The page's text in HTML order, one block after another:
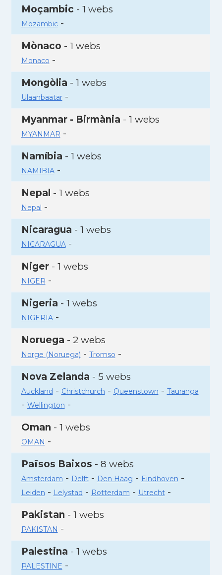
Moçambic - 1 webs
Mozambic-
Mònaco - 1 webs
Monaco -
Mongòlia - 1 webs
Ulaanbaatar-
Myanmar - Birmània - 1 webs
MYANMAR -
Namíbia - 1 webs
NAMIBIA-
Nepal - 1 webs
Nepal -
Nicaragua - 1 webs
NICARAGUA-
Niger- 1 webs
NIGER -
Nigeria - 1 webs
NIGERIA-
Noruega - 2 webs
Norge (Noruega) - Tromso -
Nova Zelanda - 5 webs
Auckland - Christchurch - Queenstown - Tauranga
- Wellington -
Oman - 1 webs
OMAN -
Països Baixos - 8 webs
Amsterdam - Delft- Den Haag - Eindhoven -
Leiden - Lelystad - Rotterdam - Utrecht-
Pakistan - 1 webs
PAKISTAN -
Palestina - 1 webs
PALESTINE -